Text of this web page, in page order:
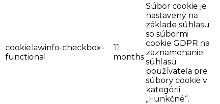
cookielawinfo-checkbox-
functional
11
months
Súbor cookie je
nastavený na
základe súhlasu
so súbormi
cookie GDPR na
zaznamenanie
súhlasu
používateľa pre
súbory cookie v
kategórii
„Funkčné“.